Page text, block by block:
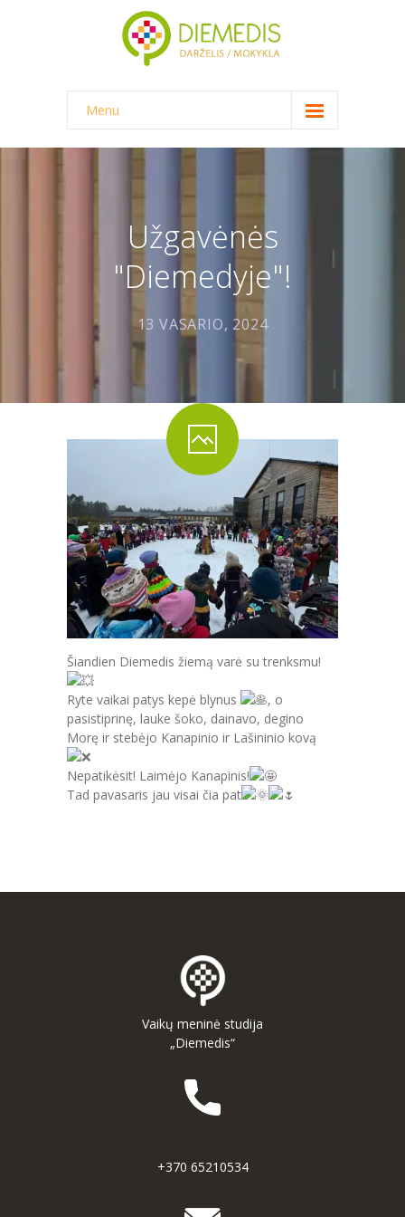
Menu
NAUJIENOS
DARŽELIS
-- DARŽELINUKO DIENA
-- DARŽELIO APLINKA
-- DOKUMENTAI
-- KAINA
PRADINĖ MOKYKLA
-- PRADINUKO DIENA
-- MAITINIMAS
-- MOKYMOSI PASIEKIMAI
-- DOKUMENTAI
-- KAINA
PAGRINDINĖ MOKYKLA
-- MOKINIO DIENA
-- MOKYKLOS APLINKA
-- MAITINIMAS
Užgavėnės
"Diemedyje"!
13 VASARIO, 2024
Šiandien Diemedis žiemą varė su trenksmu!
Ryte vaikai patys kepė blynus
, o
pasistiprinę, lauke šoko, dainavo, degino
Morę ir stebėjo Kanapinio ir Lašininio kovą
Nepatikėsit! Laimėjo Kanapinis!
Tad pavasaris jau visai čia pat
Vaikų meninė studija
„Diemedis“
+370 65210534